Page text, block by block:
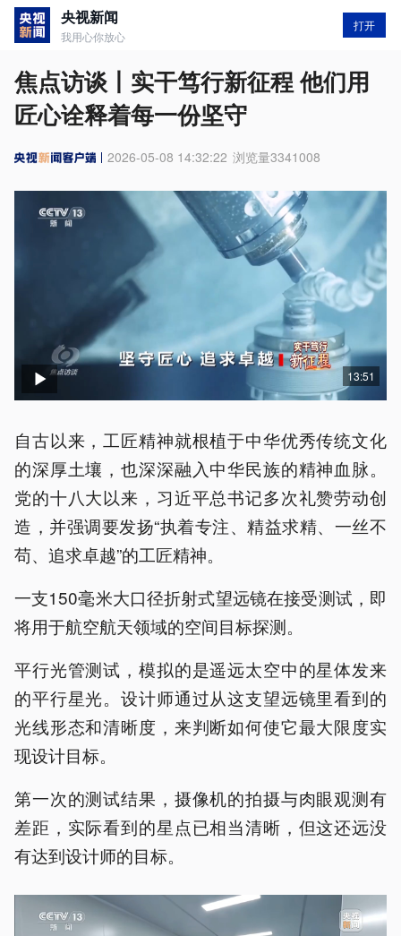
央视新闻
我用心你放心
打开
焦点访谈丨实干笃行新征程 他们用
匠心诠释着每一份坚守
2026-05-08 14:32:22 浏览量3341008
13:51
自古以来，工匠精神就根植于中华优秀传统文化
的深厚土壤，也深深融入中华民族的精神血脉。
党的十八大以来，习近平总书记多次礼赞劳动创
造，并强调要发扬“执着专注、精益求精、一丝不
苟、追求卓越”的工匠精神。
一支150毫米大口径折射式望远镜在接受测试，即
将用于航空航天领域的空间目标探测。
平行光管测试，模拟的是遥远太空中的星体发来
的平行星光。设计师通过从这支望远镜里看到的
光线形态和清晰度，来判断如何使它最大限度实
现设计目标。
第一次的测试结果，摄像机的拍摄与肉眼观测有
差距，实际看到的星点已相当清晰，但这还远没
有达到设计师的目标。